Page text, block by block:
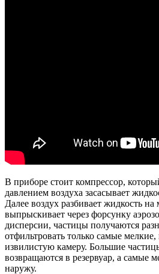
В приборе стоит компрессор,
давлением воздуха засасывает
Далее воздух разбивает жидкость
выпрыскивает через форсунку
дисперсии, частицы получаются
отфильтровать только самые мелкие,
извилистую камеру. Большие
возвращаются в резервуар, а самые
наружу.